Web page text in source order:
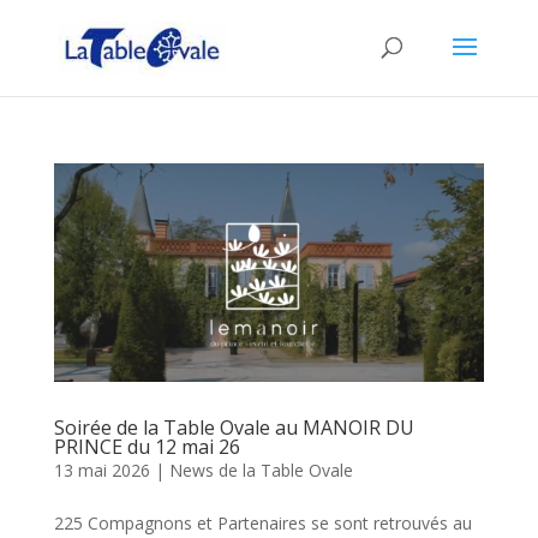
Soirée de la Table Ovale au MANOIR DU
PRINCE du 12 mai 26
13 mai 2026 | News de la Table Ovale
225 Compagnons et Partenaires se sont retrouvés au